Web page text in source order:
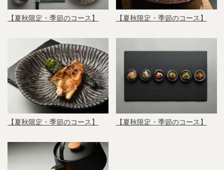
【夏秋限定・季節のコース】 【夏秋限定・季節のコース】
【夏秋限定・季節のコース】 【夏秋限定・季節のコース】